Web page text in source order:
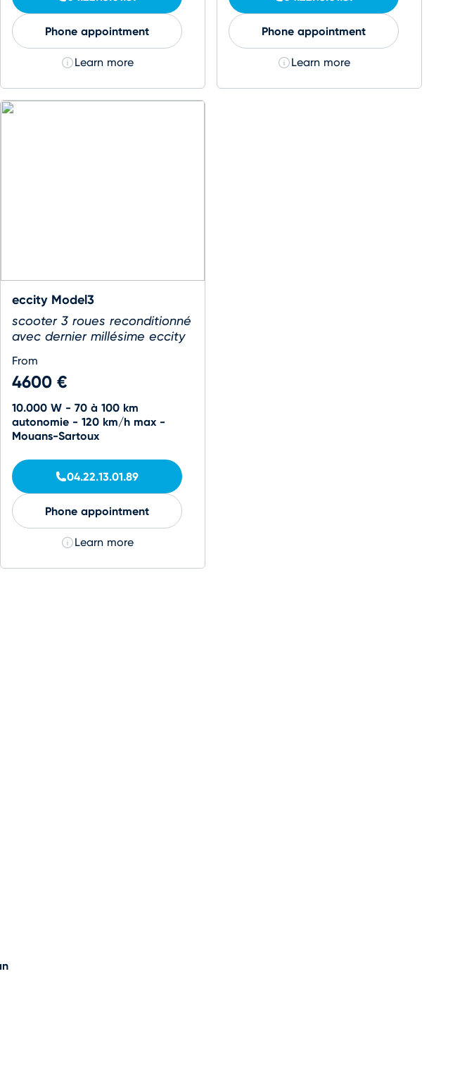
Phone appointment
Learn more
Phone appointment
Learn more
eccity Model3
scooter 3 roues reconditionné
avec dernier millésime eccity
From
4600 €
10.000 W - 70 à 100 km
autonomie - 120 km/h max -
Mouans-Sartoux
04.22.13.01.89
Phone appointment
Learn more